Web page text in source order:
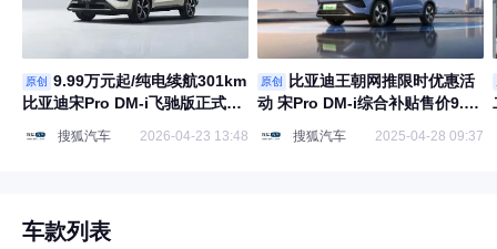
原创
9.99万元起/纯电续航301km
比亚迪宋Pro DM-i飞驰版正式上
搜狐汽车 2026-04-23 13:48
原创
比亚迪王朝网推限时优惠活
动 宋Pro DM-i综合补贴售价9.28
搜狐汽车 2025-04-28 09:37
车款列表